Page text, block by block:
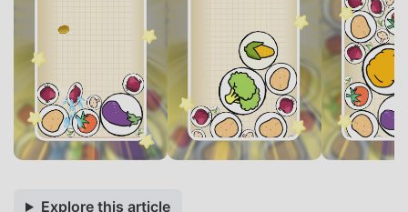
Explore this article